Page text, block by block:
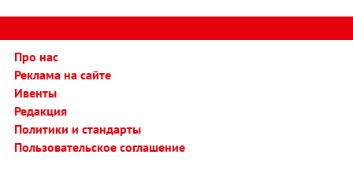
Про нас
Реклама на сайте
Ивенты
Редакция
Политики и стандарты
Пользовательское соглашение